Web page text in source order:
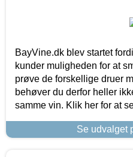
BayVine.dk blev startet
kunder muligheden for at
prøve de forskellige druer
behøver du derfor heller
samme vin. Klik her for at
Se udvalget